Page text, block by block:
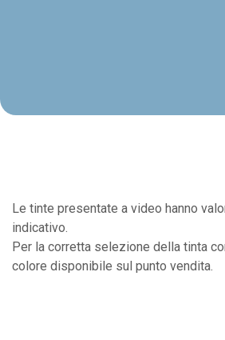
Le tinte presentate a video hanno
indicativo.
Per la corretta selezione della tinta
colore disponibile sul punto vendita.